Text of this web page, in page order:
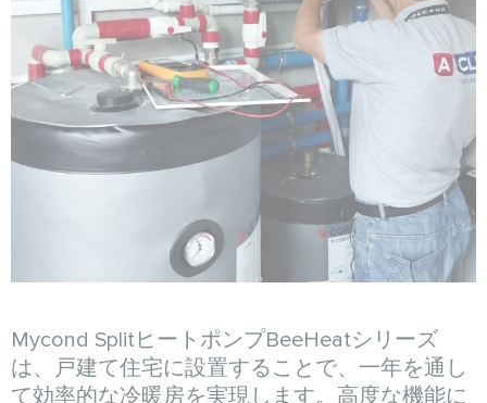
Mycond SplitヒートポンプBeeHeatシリーズ
は、戸建て住宅に設置することで、一年を通し
て効率的な冷暖房を実現します。高度な機能に